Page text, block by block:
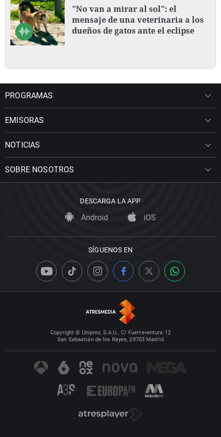
"No van a mirar al sol": el
mensaje de una veterinaria a los
dueños de gatos ante el eclipse
PROGRAMAS
EMISORAS
NOTICIAS
SOBRE NOSOTROS
DESCARGA LA APP
Android iOS
SÍGUENOS EN
Copyright © Uniprex, S.A.U., C/ Fuerteventura 12
San Sebastián de los Reyes, 28703 Madrid